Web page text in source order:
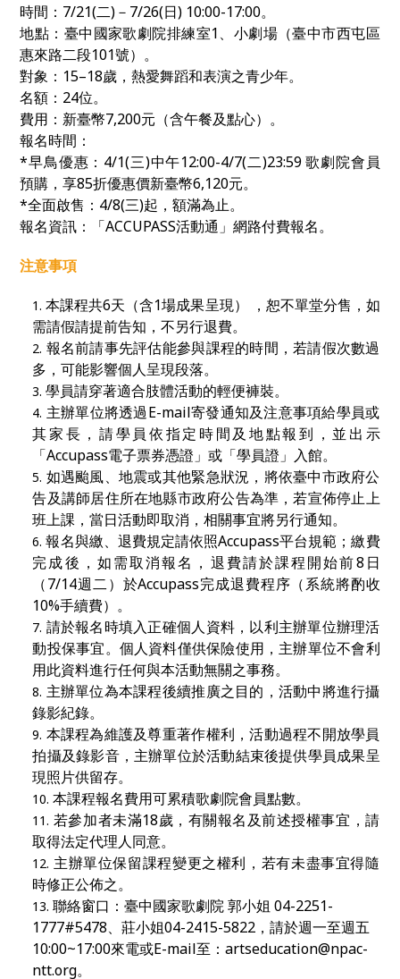
時間： 7/21(二)－ 7/26(日) 10:00-17:00。
地點：臺中國家歌劇院排練室1、小劇場（臺中市西屯區
惠來路二段101號）。
對象： 15–18歲，熱愛舞蹈和表演之青少年。
名額： 24位。
費用：新臺幣7,200元（含午餐及點心）。
報名時間：
*早鳥優惠：4/1(三)中午12:00-4/7(二)23:59歌劇院會員
預購，享85折優惠價新臺幣6,120元。
*全面啟售：4/8(三)起 ，額滿為止。
報名資訊：「ACCUPASS活動通」網路付費報名。
注意事項
本課程共6天（含1場成果呈現） ，恕不單堂分售，如
需請假請提前告知，不另行退費。
報名前請事先評估能參與課程的時間，若請假次數過
多，可能影響個人呈現段落。
學員請穿著適合肢體活動的輕便褲裝。
主辦單位將透過E-mail寄發通知及注意事項給學員或
其家長，請學員依指定時間及地點報到，並出示
「Accupass電子票券憑證」或「學員證」入館。
如遇颱風、地震或其他緊急狀況，將依臺中市政府公
告及講師居住所在地縣市政府公告為準，若宣佈停止上
班上課，當日活動即取消，相關事宜將另行通知。
報名與繳、退費規定請依照Accupass平台規範；繳費
完成後，如需取消報名，退費請於課程開始前8日
（7/14週二）於Accupass完成退費程序（系統將酌收
10%手續費）。
請於報名時填入正確個人資料，以利主辦單位辦理活
動投保事宜。個人資料僅供保險使用，主辦單位不會利
用此資料進行任何與本活動無關之事務。
主辦單位為本課程後續推廣之目的，活動中將進行攝
錄影紀錄。
本課程為維護及尊重著作權利，活動過程不開放學員
拍攝及錄影音，主辦單位於活動結束後提供學員成果呈
現照片供留存。
本課程報名費用可累積歌劇院會員點數。
若參加者未滿18歲，有關報名及前述授權事宜，請
取得法定代理人同意。
主辦單位保留課程變更之權利，若有未盡事宜得隨
時修正公佈之。
聯絡窗口：臺中國家歌劇院 郭小姐 04-2251-
1777#5478、莊小姐04-2415-5822，請於週一至週五
10:00~17:00來電或E-mail至：artseducation@npac-
ntt.org。